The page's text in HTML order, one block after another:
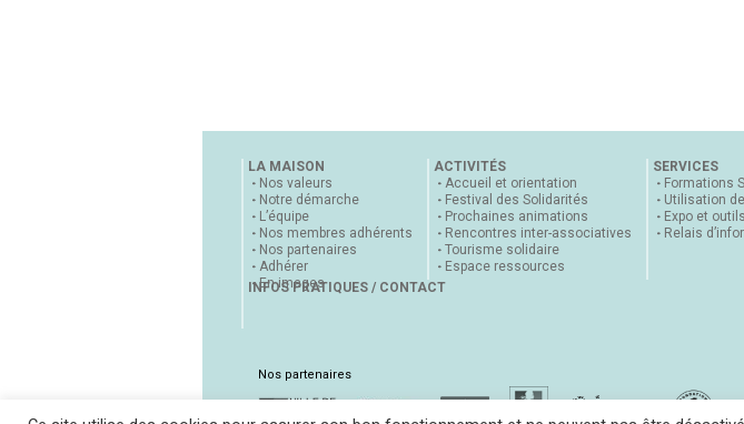
LA MAISON
Nos valeurs
Notre démarche
L’équipe
Nos membres adhérents
Nos partenaires
Adhérer
En images
ACTIVITÉS
Accueil et orientation
Festival des Solidarités
Prochaines animations
Rencontres inter-associatives
Tourisme solidaire
Espace ressources
SERVICES
Formations
Utilisation
Expo et
Relais
INFOS PRATIQUES / CONTACT
Nos partenaires